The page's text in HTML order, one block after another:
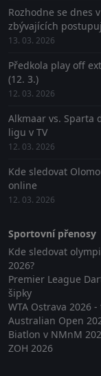
Rozhodne se dnes
zbývajících
13. 03. 2026
Předkola play off
(12. 3.)
12. 03. 2026
Alkmaar vs. Sparta
ligu v TV
12. 03. 2026
Kde sledovat
online
12. 03. 2026
Sportovní přenosy
Kde sledovat
2026?
Premier League
šipky
WTA Ostrava 2026
Australian Open
Biatlon v NMnM
ZOH 2026